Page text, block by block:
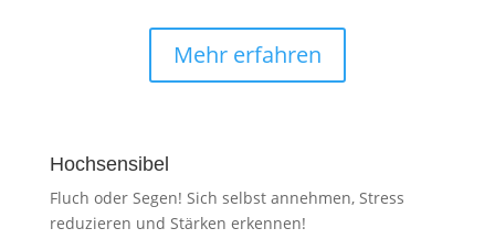
Mehr erfahren
Hochsensibel
Fluch oder Segen! Sich selbst annehmen, Stress
reduzieren und Stärken erkennen!